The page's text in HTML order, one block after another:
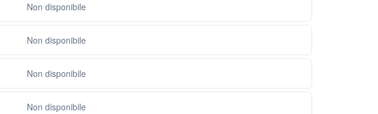
Non disponibile
Non disponibile
Non disponibile
Non disponibile